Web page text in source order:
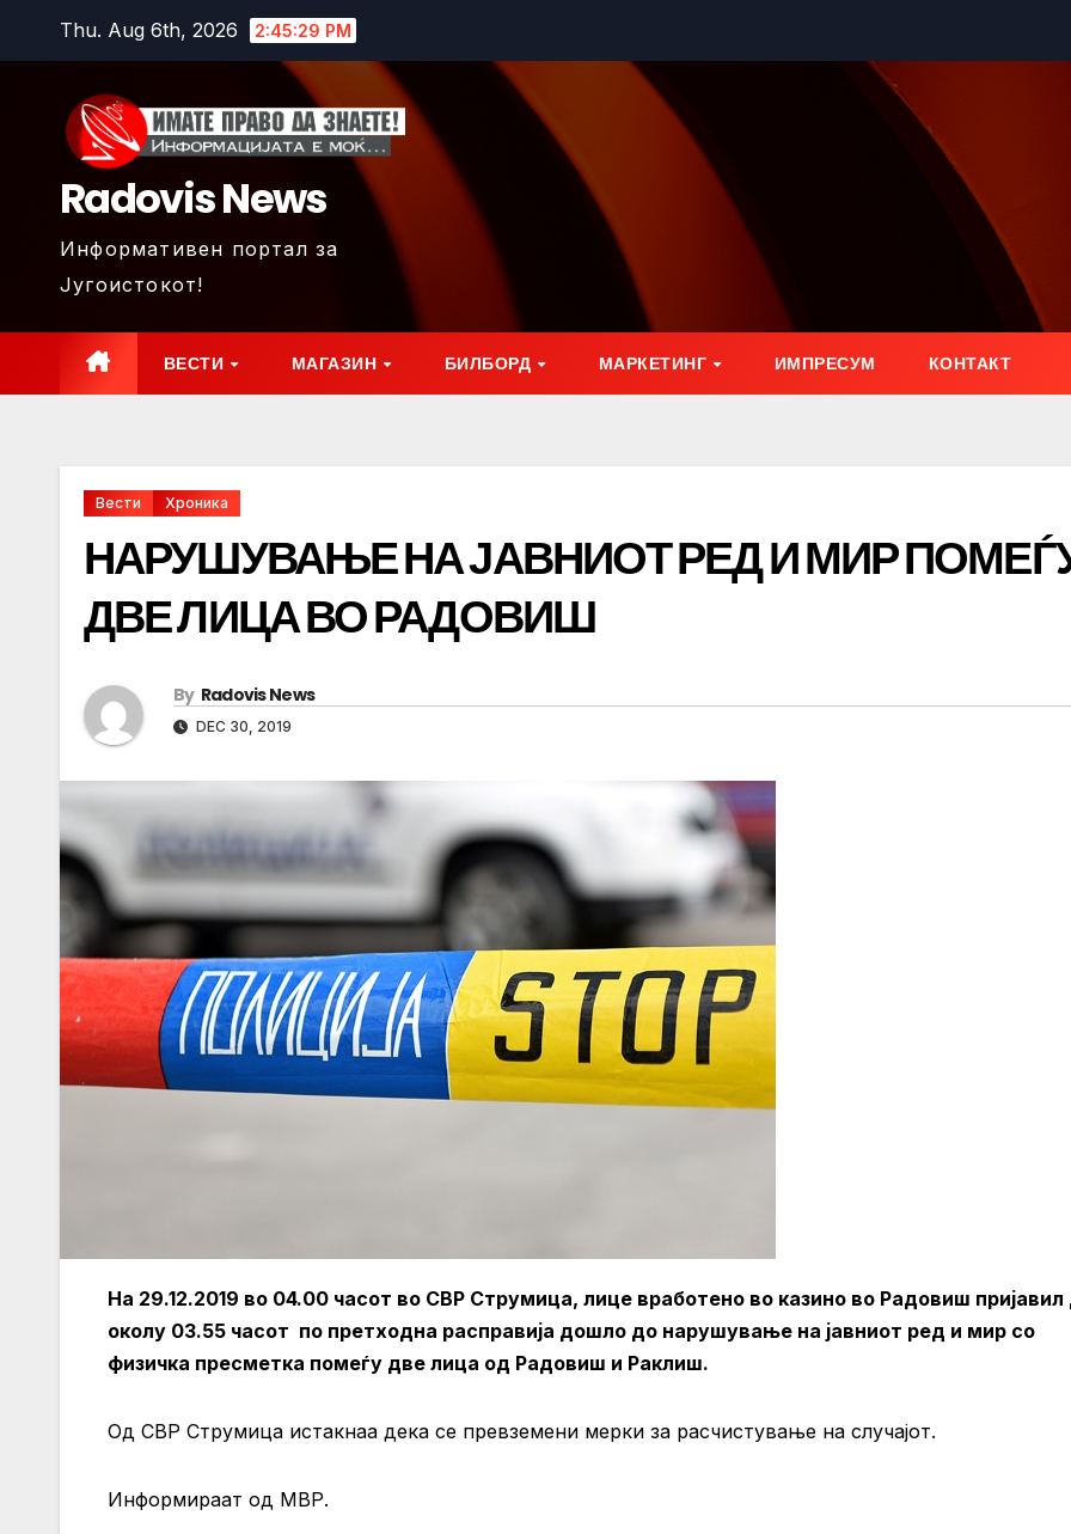
Thu. Aug 6th, 2026 2:45:31 PM
Radovis News
Информативен портал за
Југоистокот!
ВЕСТИ МАГАЗИН БИЛБОРД МАРКЕТИНГ ИМПРЕСУМ КОНТАКТ
Вести Хроника
НАРУШУВАЊЕ НА ЈАВНИОТ РЕД И МИР
ДВЕ ЛИЦА ВО РАДОВИШ
By Radovis News
DEC 30, 2019
На 29.12.2019 во 04.00 часот во СВР Струмица, лице вработено во казино во Радовиш пријавил
околу 03.55 часот по претходна расправија дошло до нарушување на јавниот ред и мир со
физичка пресметка помеѓу две лица од Радовиш и Раклиш.
Од СВР Струмица истакнаа дека се превземени мерки за расчистување на случајот.
Информираат од МВР.